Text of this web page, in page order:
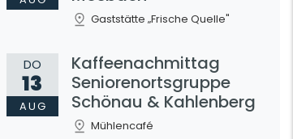
Gaststätte „Frische Quelle"
DO
13
AUG
Kaffeenachmittag
Seniorenortsgruppe
Schönau & Kahlenberg
Mühlencafé